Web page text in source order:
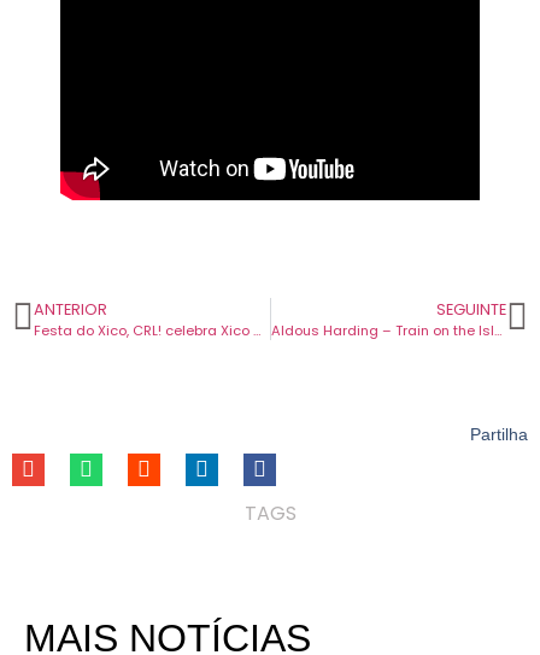
ANTERIOR
Festa do Xico, CRL! celebra Xico da Ladra nas DAMAS, em Lisboa.
SEGUINTE
Aldous Harding – Train on the Island (2026)
Partilha
TAGS
MAIS NOTÍCIAS